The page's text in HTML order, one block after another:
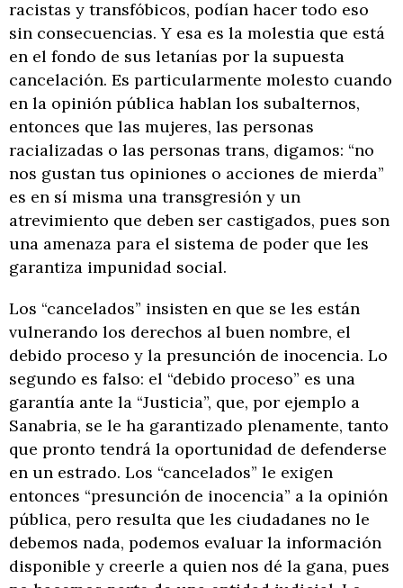
racistas y transfóbicos, podían hacer todo eso
sin consecuencias. Y esa es la molestia que está
en el fondo de sus letanías por la supuesta
cancelación. Es particularmente molesto cuando
en la opinión pública hablan los subalternos,
entonces que las mujeres, las personas
racializadas o las personas trans, digamos: “no
nos gustan tus opiniones o acciones de mierda”
es en sí misma una transgresión y un
atrevimiento que deben ser castigados, pues son
una amenaza para el sistema de poder que les
garantiza impunidad social.
Los “cancelados” insisten en que se les están
vulnerando los derechos al buen nombre, el
debido proceso y la presunción de inocencia. Lo
segundo es falso: el “debido proceso” es una
garantía ante la “Justicia”, que, por ejemplo a
Sanabria, se le ha garantizado plenamente, tanto
que pronto tendrá la oportunidad de defenderse
en un estrado. Los “cancelados” le exigen
entonces “presunción de inocencia” a la opinión
pública, pero resulta que les ciudadanes no le
debemos nada, podemos evaluar la información
disponible y creerle a quien nos dé la gana, pues